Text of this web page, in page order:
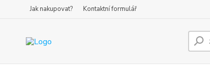
Jak nakupovat? Kontaktní formulář